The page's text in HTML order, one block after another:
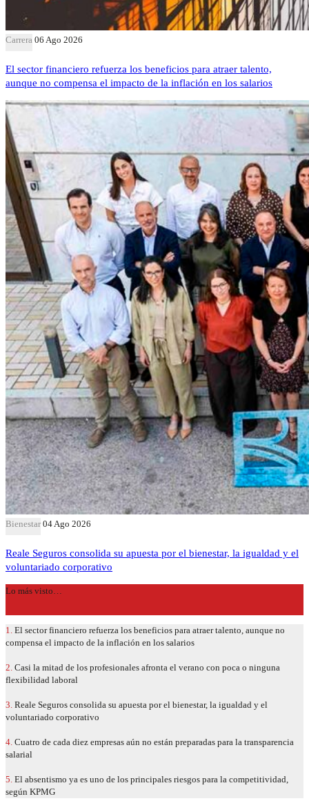
Carrera 06 Ago 2026
El sector financiero refuerza los beneficios para atraer talento,
aunque no compensa el impacto de la inflación en los salarios
Bienestar 04 Ago 2026
Reale Seguros consolida su apuesta por el bienestar, la igualdad y el
voluntariado corporativo
Lo más visto…
1. El sector financiero refuerza los beneficios para atraer talento, aunque no
compensa el impacto de la inflación en los salarios
2. Casi la mitad de los profesionales afronta el verano con poca o ninguna
flexibilidad laboral
3. Reale Seguros consolida su apuesta por el bienestar, la igualdad y el
voluntariado corporativo
4. Cuatro de cada diez empresas aún no están preparadas para la transparencia
salarial
5. El absentismo ya es uno de los principales riesgos para la competitividad,
según KPMG